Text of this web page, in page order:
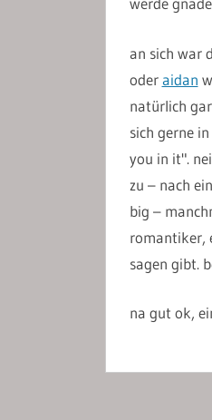
an sich war
oderaidan
natürlich
sich gerne
you in it".
zu – nach
big –
romantiker,
sagen gibt.
na gut ok,